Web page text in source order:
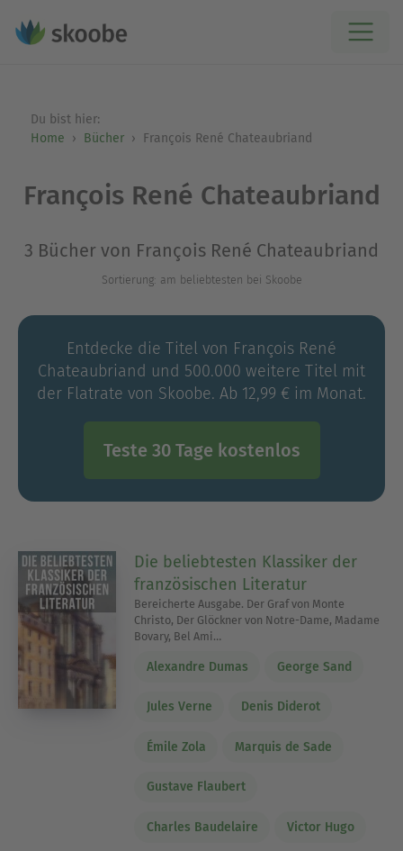
Du bist hier:
Home
Bücher François René Chateaubriand
François René Chateaubriand
3 Bücher von François René Chateaubriand
Sortierung: am beliebtesten bei Skoobe
Entdecke die Titel von François René
Chateaubriand und 500.000 weitere Titel mit
der Flatrate von Skoobe. Ab 12,99 € im Monat.
Teste 30 Tage kostenlos
Die beliebtesten Klassiker der
französischen Literatur
Bereicherte Ausgabe. Der Graf von Monte
Christo, Der Glöckner von Notre-Dame, Madame
Bovary, Bel Ami…
Alexandre Dumas George Sand
Jules Verne Denis Diderot
Émile Zola Marquis de Sade
Gustave Flaubert
Charles Baudelaire Victor Hugo